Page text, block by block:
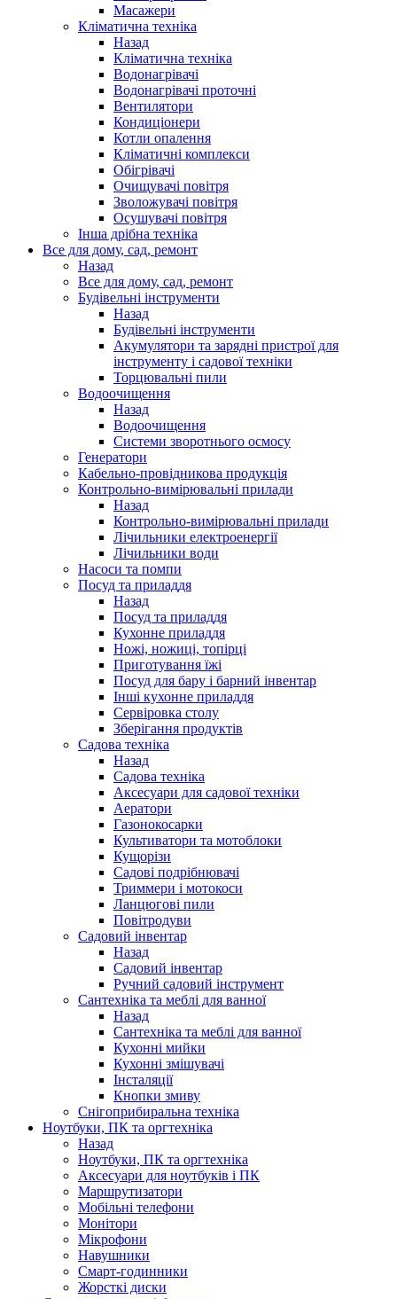
Масажери
Кліматична техніка
Назад
Кліматична техніка
Водонагрівачі
Водонагрівачі проточні
Вентилятори
Кондиціонери
Котли опалення
Кліматичні комплекси
Обігрівачі
Очищувачі повітря
Зволожувачі повітря
Осушувачі повітря
Інша дрібна техніка
Все для дому, сад, ремонт
Назад
Все для дому, сад, ремонт
Будівельні інструменти
Назад
Будівельні інструменти
Акумулятори та зарядні пристрої для
інструменту і садової техніки
Торцювальні пили
Водоочищення
Назад
Водоочищення
Системи зворотнього осмосу
Генератори
Кабельно-провідникова продукція
Контрольно-вимірювальні прилади
Назад
Контрольно-вимірювальні прилади
Лічильники електроенергії
Лічильники води
Насоси та помпи
Посуд та приладдя
Назад
Посуд та приладдя
Кухонне приладдя
Ножі, ножиці, топірці
Приготування їжі
Посуд для бару і барний інвентар
Інші кухонне приладдя
Сервіровка столу
Зберігання продуктів
Садова техніка
Назад
Садова техніка
Аксесуари для садової техніки
Аератори
Газонокосарки
Культиватори та мотоблоки
Кущорізи
Садові подрібнювачі
Триммери і мотокоси
Ланцюгові пили
Повітродуви
Садовий інвентар
Назад
Садовий інвентар
Ручний садовий інструмент
Сантехніка та меблі для ванної
Назад
Сантехніка та меблі для ванної
Кухонні мийки
Кухонні змішувачі
Інсталяції
Кнопки змиву
Снігоприбиральна техніка
Ноутбуки, ПК та оргтехніка
Назад
Ноутбуки, ПК та оргтехніка
Аксесуари для ноутбуків і ПК
Маршрутизатори
Мобільні телефони
Монітори
Мікрофони
Навушники
Смарт-годинники
Жорсткі диски